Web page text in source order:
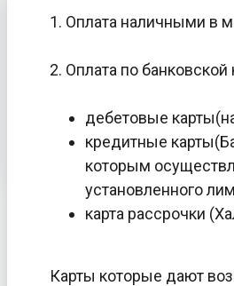
1. Оплата наличными в
2. Оплата по банковской
дебетовые
кредитные
которым
установленного
карта рассрочки
Карты которые дают